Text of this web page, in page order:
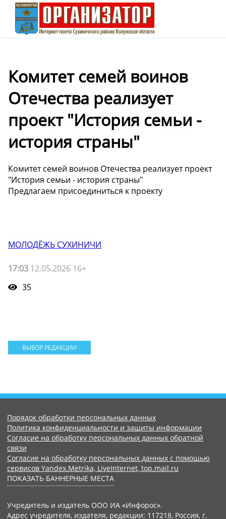
Комитет семей воинов
Отечества реализует
проект "История семьи -
история страны"
Комитет семей воинов Отечества реализует проект
"История семьи - история страны"
Предлагаем присоединиться к проекту
МОЛОДЁЖЬ СУХИНИЧИ
17:03 12.05.2026 16+
35
ВЫБОР РЕДАКЦИИ
Порядок обработки персональных данных
Политика конфиденциальности и защиты информации
Согласие на обработку персональных данных обратной
связи
Согласие на обработку персональных данных с помощью
сервисов Yandex.Metrika, LiveInternet, top.mail.ru
ПОКАЗАТЬ БАННЕРНЫЕ МЕСТА
Учредитель и издатель ООО ИА «Инфорос».
Адрес учредителя, издателя, редакции: 117218, Россия, г.